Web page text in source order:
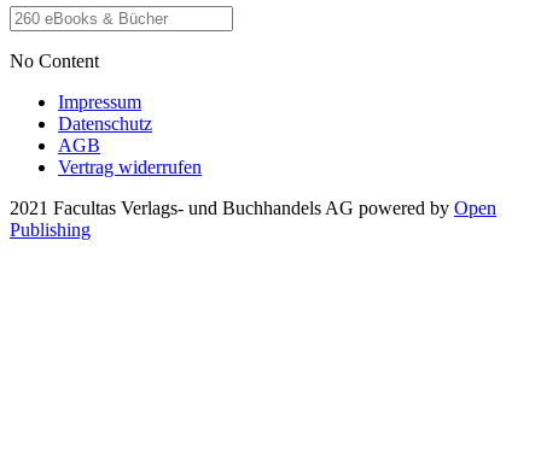
No Content
Impressum
Datenschutz
AGB
Vertrag widerrufen
2021 Facultas Verlags- und Buchhandels AG powered by Open
Publishing